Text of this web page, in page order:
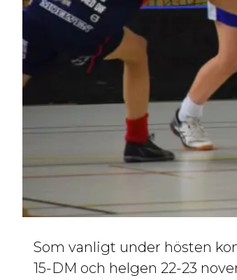
Som vanligt under hösten
15-DM och helgen 22-23